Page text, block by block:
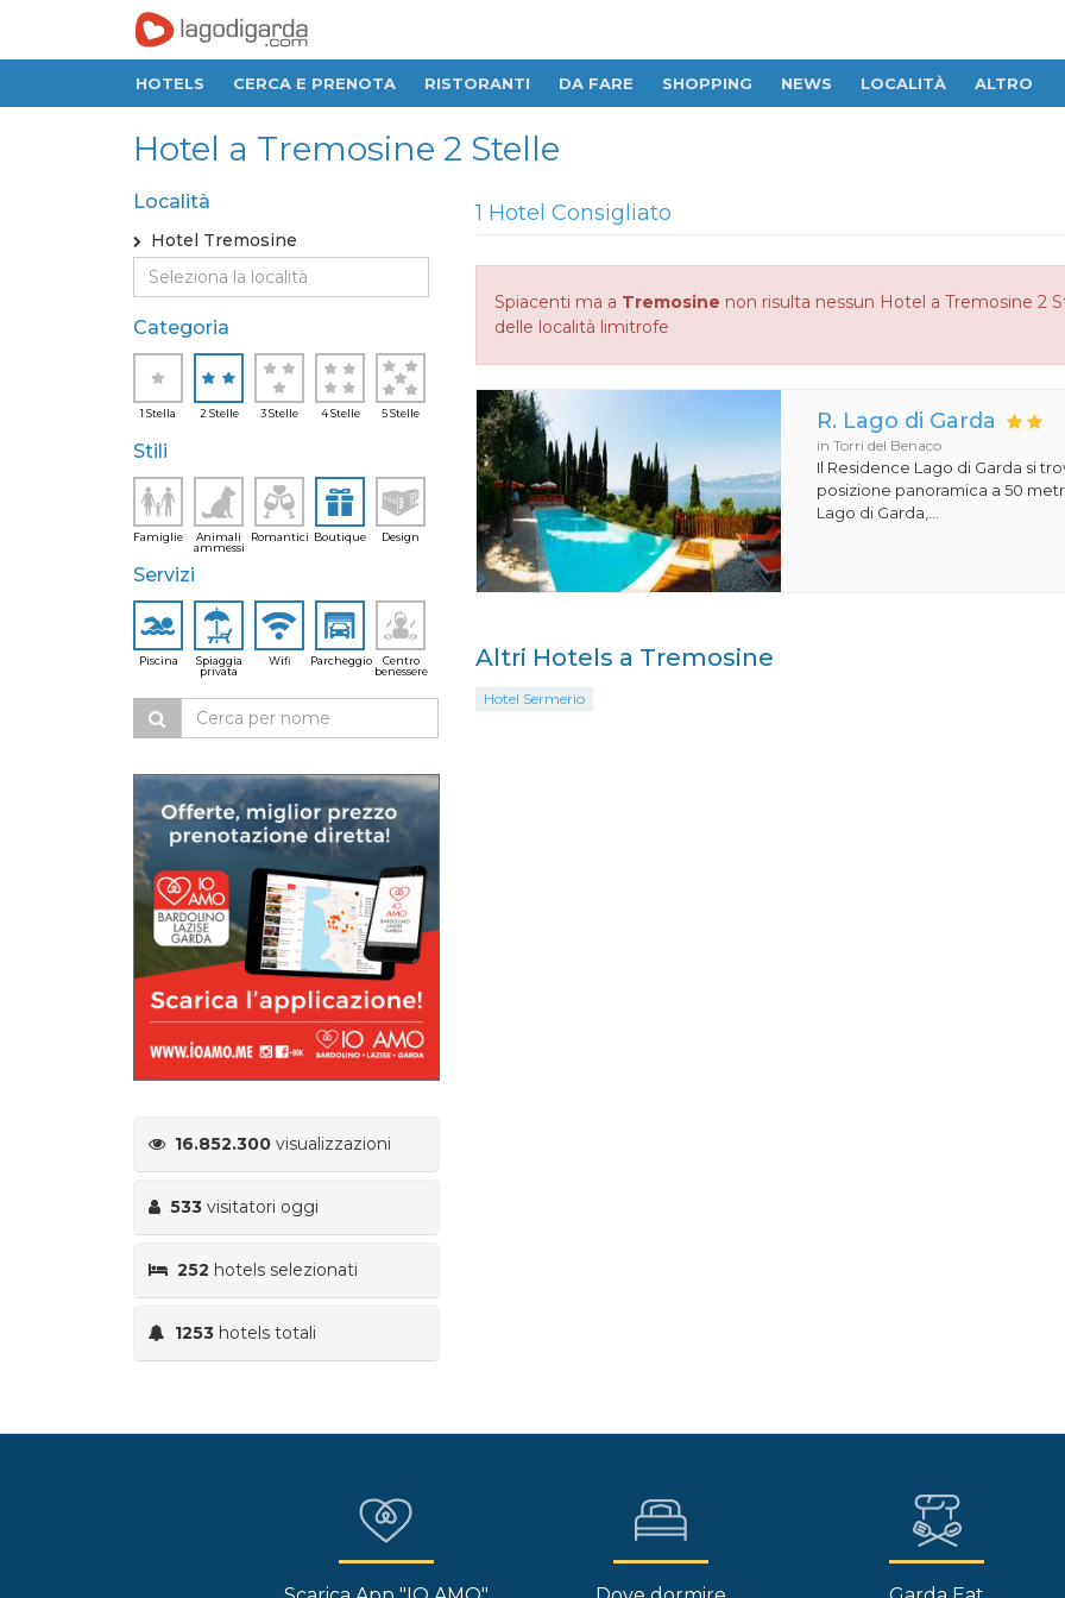
HOTELS CERCA E PRENOTA RISTORANTI DA FARE SHOPPING NEWS LOCALITÀ ALTRO
Hotel a Tremosine 2 Stelle
Località
Hotel Tremosine
Categoria
1 Stella 2 Stelle 3 Stelle 4 Stelle 5 Stelle
Stili
Famiglie
Animali
ammessi
Romantici Boutique Design
Servizi
Piscina
Spiaggia
privata
Wifi Parcheggio
Centro
benessere
16.852.300 visualizzazioni
533 visitatori oggi
252 hotels selezionati
1253 hotels totali
1 Hotel Consigliato
Spiacenti ma a Tremosine non risulta nessun Hotel a Tremosine 2
delle località limitrofe
R. Lago di Garda
in Torri del Benaco
Il Residence Lago di Garda si
posizione panoramica a 50
Lago di Garda,...
Altri Hotels a Tremosine
Hotel Sermerio